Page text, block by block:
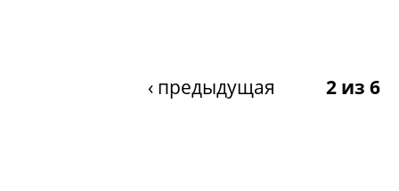
‹ предыдущая 2 из 6